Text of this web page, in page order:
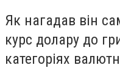
Як нагадав він
курс долару до
категоріях